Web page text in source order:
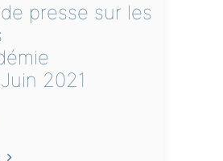
presse sur les
2021